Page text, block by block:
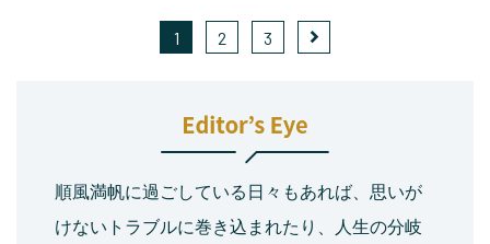
1 2 3
順風満帆に過ごしている日々もあれば、思いが
けないトラブルに巻き込まれたり、人生の分岐